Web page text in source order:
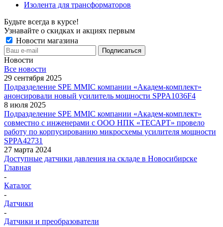
Изолента для трансформаторов
Будьте всегда в курсе!
Узнавайте о скидках и акциях первым
Новости магазина
Новости
Все новости
29 сентября 2025
Подразделение SPE MMIC компании «Академ-комплект»
анонсировали новый усилитель мощности SPPA1036F4
8 июля 2025
Подразделение SPE MMIC компании «Академ-комплект»
совместно с инженерами с ООО НПК «ТЕСАРТ» провело
работу по корпусированию микросхемы усилителя мощности
SPPA42731
27 марта 2024
Доступные датчики давления на складе в Новосибирске
Главная
-
Каталог
-
Датчики
-
Датчики и преобразователи